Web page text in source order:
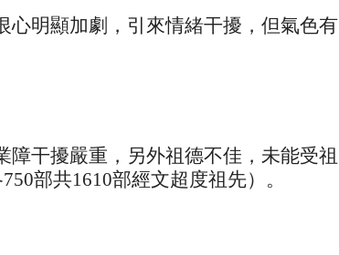
心明顯加劇，引來情緒干擾，但氣色有
干擾嚴重，另外祖德不佳，未能受祖
部共1610部經文超度祖先）。